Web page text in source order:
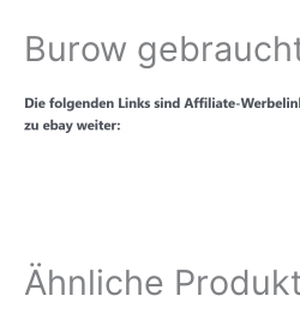
Burow
Ähnliche